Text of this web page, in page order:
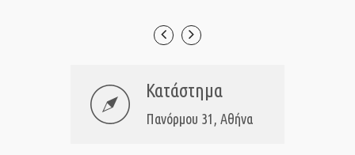
Κατάστημα
Πανόρμου 31, Αθήνα